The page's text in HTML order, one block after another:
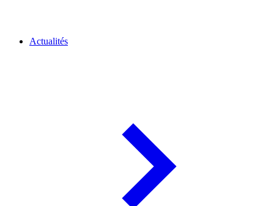
Actualités